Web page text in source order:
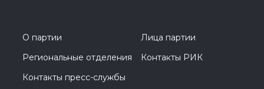
О партии
Лица партии
Региональные отделения
Контакты РИК
Контакты пресс-службы